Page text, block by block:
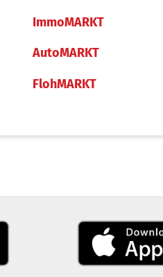
ImmoMARKT
AutoMARKT
FlohMARKT